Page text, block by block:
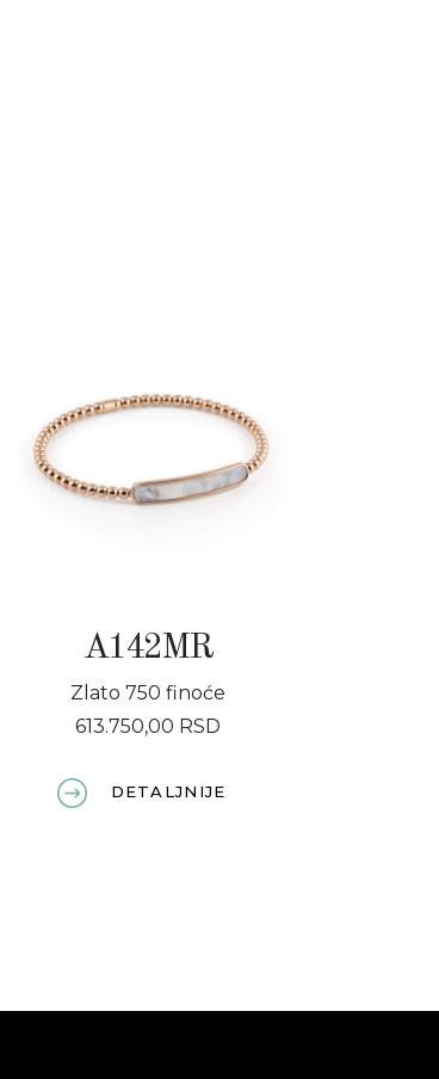
A142MR
Zlato 750 finoće
613.750,00 RSD
DETALJNIJE